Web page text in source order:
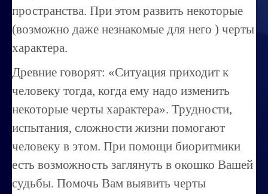
Порча ,сглаз
Секреты успешных продаж
Психоэнергетическая гимнастика
Занятия по эзотерике
Вибрационные коды на здоровье
пространства. При этом развить некоторые
(возможно даже незнакомые для него ) черты
характера.
Древние говорят: «Ситуация приходит к
человеку тогда, когда ему надо изменить
некоторые черты характера». Трудности,
испытания, сложности жизни помогают
человеку в этом. При помощи биоритмики
есть возможность заглянуть в окошко Вашей
судьбы. Помочь Вам выявить черты